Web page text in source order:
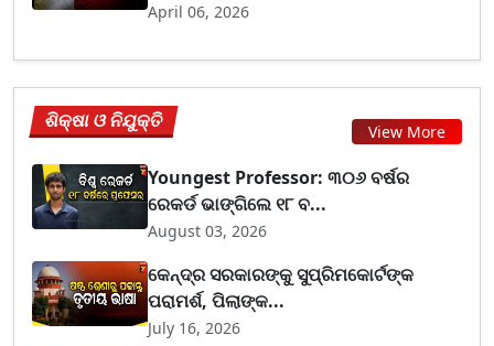
April 06, 2026
ଶିକ୍ଷା ଓ ନିଯୁକ୍ତି View More
Youngest Professor: ୩୦୬ ବର୍ଷର
ରେକର୍ଡ ଭାଙ୍ଗିଲେ ୧୮ ବ...
August 03, 2026
କେନ୍ଦ୍ର ସରକାରଙ୍କୁ ସୁପ୍ରିମକୋର୍ଟଙ୍କ
ପରାମର୍ଶ, ପିଲାଙ୍କ...
July 16, 2026